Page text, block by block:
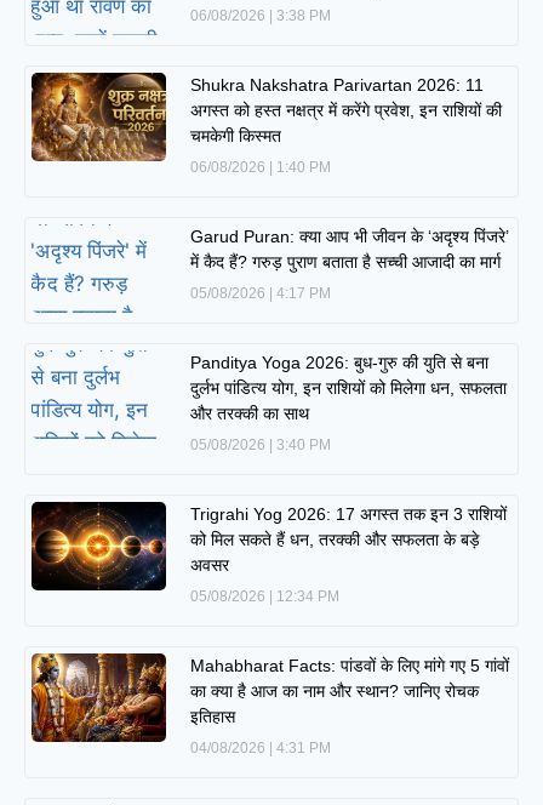
06/08/2026 3:38 PM
Shukra Nakshatra Parivartan 2026: 11
अगस्त को हस्त नक्षत्र में करेंगे प्रवेश, इन राशियों की
चमकेगी किस्मत
06/08/2026 1:40 PM
Garud Puran: क्या आप भी जीवन के ‘अदृश्य पिंजरे’
में कैद हैं? गरुड़ पुराण बताता है सच्ची आजादी का मार्ग
05/08/2026 4:17 PM
Panditya Yoga 2026: बुध-गुरु की युति से बना
दुर्लभ पांडित्य योग, इन राशियों को मिलेगा धन, सफलता
और तरक्की का साथ
05/08/2026 3:40 PM
Trigrahi Yog 2026: 17 अगस्त तक इन 3 राशियों
को मिल सकते हैं धन, तरक्की और सफलता के बड़े
अवसर
05/08/2026 12:34 PM
Mahabharat Facts: पांडवों के लिए मांगे गए 5 गांवों
का क्या है आज का नाम और स्थान? जानिए रोचक
इतिहास
04/08/2026 4:31 PM